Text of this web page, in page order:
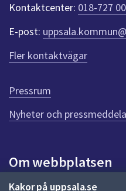
Kakor på uppsala.se
e
r
f
ö
r
e
n
n
a
d
a
Kontaktcenter: 018-727
E-post:
Fler kontaktvägar
Pressrum
Nyheter och
Om webbplatsen
Om webbplatsen